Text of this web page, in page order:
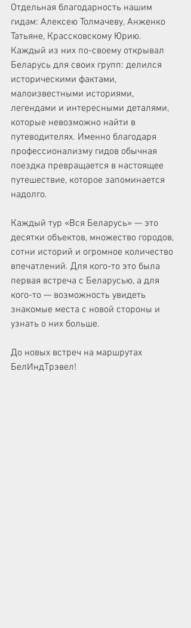
Отдельная благодарность нашим
гидам: Алексею Толмачеву, Анженко
Татьяне, Крассковскому Юрию.
Каждый из них по-своему открывал
Беларусь для своих групп: делился
историческими фактами,
малоизвестными историями,
легендами и интересными деталями,
которые невозможно найти в
путеводителях. Именно благодаря
профессионализму гидов обычная
поездка превращается в настоящее
путешествие, которое запоминается
надолго.
Каждый тур «Вся Беларусь» — это
десятки объектов, множество городов,
сотни историй и огромное количество
впечатлений. Для кого-то это была
первая встреча с Беларусью, а для
кого-то — возможность увидеть
знакомые места с новой стороны и
узнать о них больше.
До новых встреч на маршрутах
БелИндТрэвел!